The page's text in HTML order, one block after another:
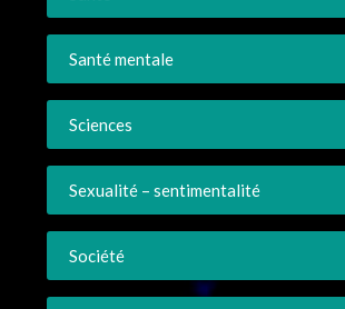
Santé mentale
Sciences
Sexualité – sentimentalité
Société